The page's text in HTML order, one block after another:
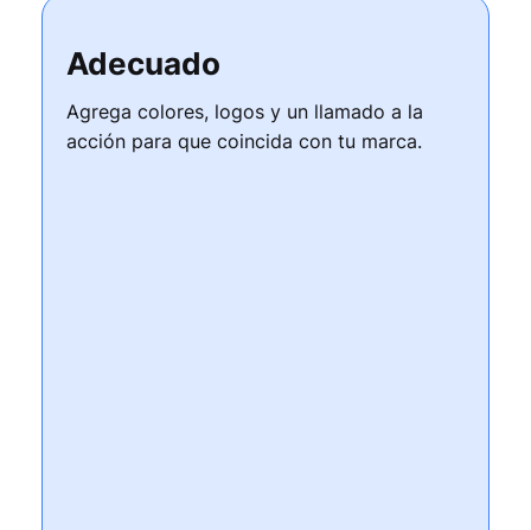
Adecuado
Agrega colores, logos y un llamado a la
acción para que coincida con tu marca.